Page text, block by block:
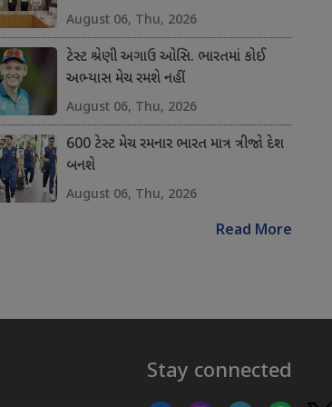
August 06, Thu, 2026
ટેસ્ટ શ્રેણી અગાઉ ઓસિ. ભારતમાં કોઈ
અભ્યાસ મેચ રમશે નહીં
August 06, Thu, 2026
600 ટેસ્ટ મેચ રમનાર ભારત માત્ર ત્રીજો દેશ
બનશે
August 06, Thu, 2026
Read More
Stay connected